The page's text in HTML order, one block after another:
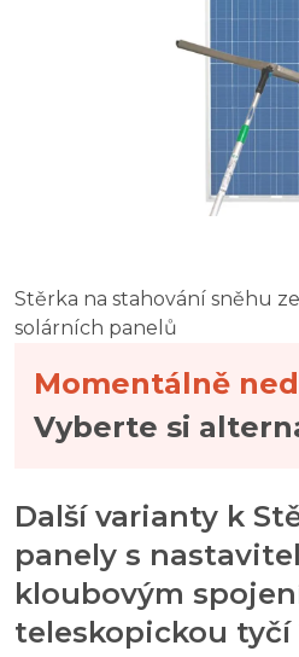
Lewi Teleskopická tyč 4 x 2 m
Stěrka na stahování sněhu
solárních panelů
Momentálně
Vyberte si
Další varianty k
panely s
kloubovým
teleskopickou tyčí